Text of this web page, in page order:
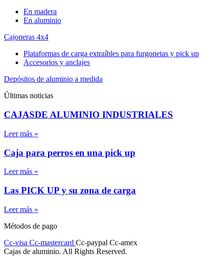
En madera
En aluminio
Cajoneras 4x4
Plataformas de carga extraíbles para furgonetas y pick up
Accesorios y anclajes
Depósitos de aluminio a medida
Últimas noticias
CAJASDE ALUMINIO INDUSTRIALES
Leer más »
Caja para perros en una pick up
Leer más »
Las PICK UP y su zona de carga
Leer más »
Métodos de pago
Cc-visa Cc-mastercard Cc-paypal Cc-amex
Cajas de aluminio. All Rights Reserved.